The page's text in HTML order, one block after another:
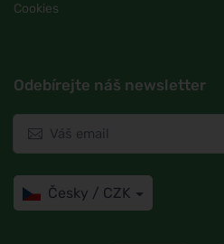
Cookies
Odebírejte náš newsletter
Česky / CZK